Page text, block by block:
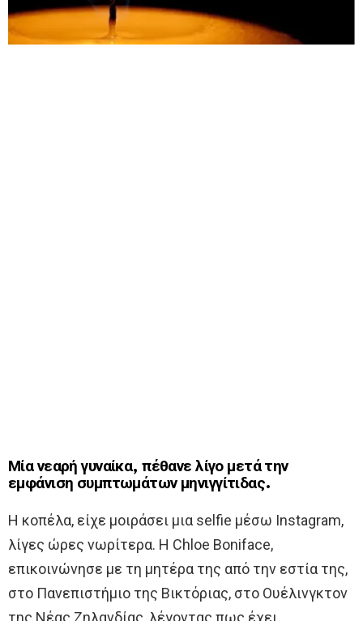
Μία νεαρή γυναίκα, πέθανε λίγο μετά την
εμφάνιση συμπτωμάτων μηνιγγίτιδας.
Η κοπέλα, είχε μοιράσει μια selfie μέσω Instagram,
λίγες ώρες νωρίτερα. Η Chloe Boniface,
επικοινώνησε με τη μητέρα της από την εστία της,
στο Πανεπιστήμιο της Βικτόριας, στο Ουέλινγκτον
της Νέας Ζηλανδίας, λέγοντας πως έχει